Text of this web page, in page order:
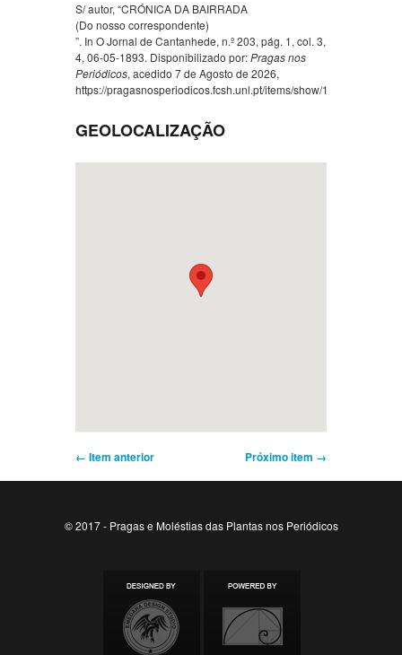
S/ autor, “CRÓNICA DA BAIRRADA
(Do nosso correspondente)
”. In O Jornal de Cantanhede, n.º 203, pág. 1, col. 3,
4, 06-05-1893. Disponibilizado por:Pragas nos
Periódicos, acedido 7 de Agosto de 2026,
https://pragasnosperiodicos.fcsh.unl.pt/items/show/1061
GEOLOCALIZAÇÃO
← Item anterior Próximo item →
© 2017 - Pragas e Moléstias das Plantas nos Periódicos